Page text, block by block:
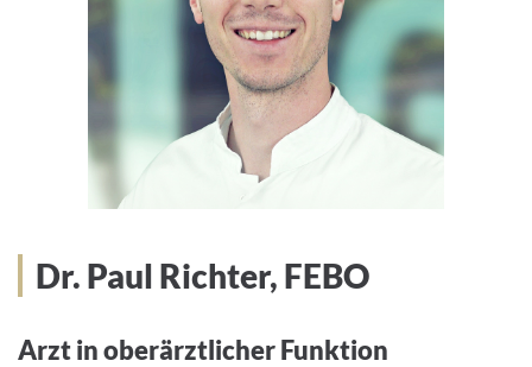
Dr. Paul Richter, FEBO
Arzt in oberärztlicher Funktion